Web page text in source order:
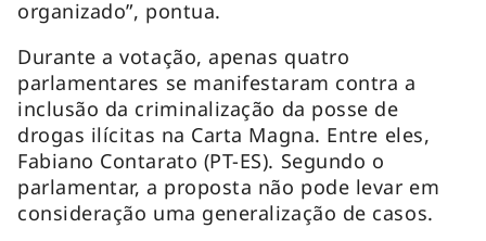
organizado”, pontua.
Durante a votação, apenas quatro
parlamentares se manifestaram contra a
inclusão da criminalização da posse de
drogas ilícitas na Carta Magna. Entre eles,
Fabiano Contarato (PT-ES). Segundo o
parlamentar, a proposta não pode levar em
consideração uma generalização de casos.